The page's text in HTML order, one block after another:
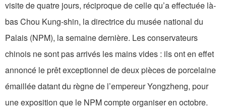
visite de quatre jours, réciproque de celle qu’a effectuée là-
bas Chou Kung-shin, la directrice du musée national du
Palais (NPM), la semaine dernière. Les conservateurs
chinois ne sont pas arrivés les mains vides : ils ont en effet
annoncé le prêt exceptionnel de deux pièces de porcelaine
émaillée datant du règne de l’empereur Yongzheng, pour
une exposition que le NPM compte organiser en octobre.